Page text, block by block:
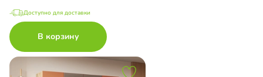
Доступно для доставки
В корзину